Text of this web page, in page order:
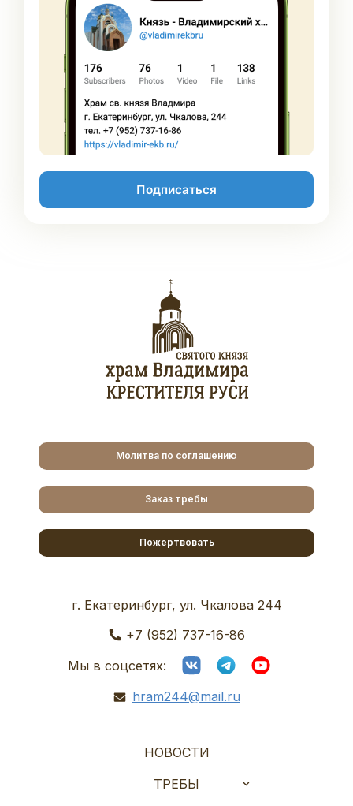
Подписаться
Молитва по соглашению
Заказ требы
Пожертвовать
г. Екатеринбург, ул. Чкалова 244
+7 (952) 737-16-86
Мы в соцсетях:
hram244@mail.ru
НОВОСТИ
ТРЕБЫ